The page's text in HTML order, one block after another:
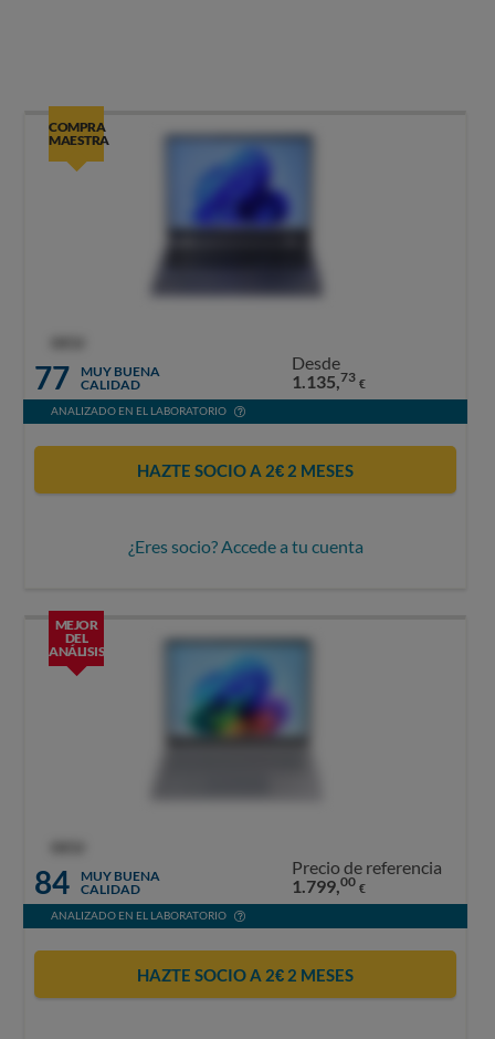
COMPRA
MAESTRA
77
MUY BUENA
CALIDAD
Desde
1.135,73 €
ANALIZADO EN EL LABORATORIO
HAZTE SOCIO A 2€ 2 MESES
¿Eres socio? Accede a tu cuenta
MEJOR
DEL
ANÁLISIS
84
MUY BUENA
CALIDAD
Precio de referencia
1.799,00 €
ANALIZADO EN EL LABORATORIO
HAZTE SOCIO A 2€ 2 MESES